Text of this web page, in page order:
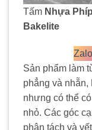
Tấm Nhựa Phíp
Bakelite
Sản phẩm làm
phẳng và nhẵn,
nhưng có thể
nhỏ. Các góc
phân tách và